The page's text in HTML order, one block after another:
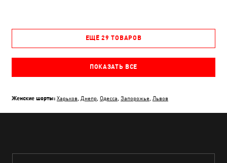
ЕЩЁ 29 ТОВАРОВ
ПОКАЗАТЬ ВСЕ
ХИТЫ ПРОДАЖ